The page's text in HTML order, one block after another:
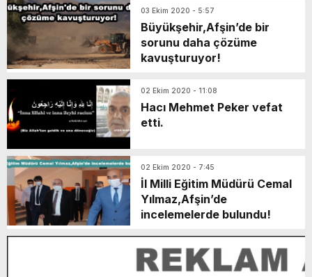
03 Ekim 2020 - 5:57
Büyükşehir,Afşin’de bir
sorunu daha çözüme
kavuşturuyor!
02 Ekim 2020 - 11:08
Hacı Mehmet Peker vefat
etti.
02 Ekim 2020 - 7:45
İl Milli Eğitim Müdürü Cemal
Yılmaz,Afşin’de
incelemelerde bulundu!